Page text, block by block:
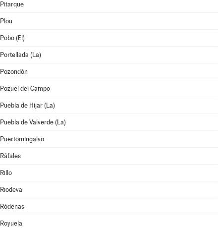
Pitarque
Plou
Pobo (El)
Portellada (La)
Pozondón
Pozuel del Campo
Puebla de Híjar (La)
Puebla de Valverde (La)
Puertomingalvo
Ráfales
Rillo
Riodeva
Ródenas
Royuela